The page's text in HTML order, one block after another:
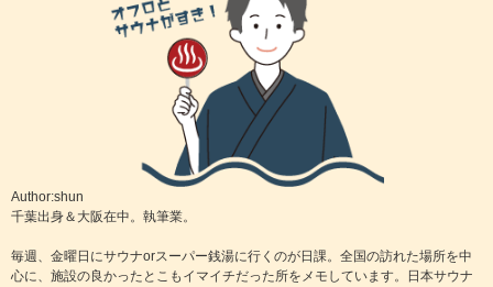
Author:shun
千葉出身＆大阪在中。執筆業。
毎週、金曜日にサウナorスーパー銭湯に行くのが日課。全国の訪れた場所を中
心に、施設の良かったとこもイマイチだった所をメモしています。日本サウナ